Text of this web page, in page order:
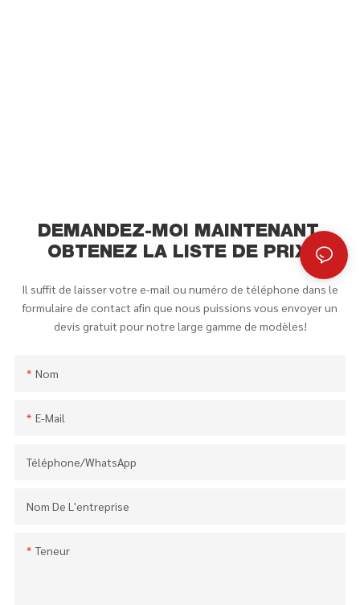
DEMANDEZ-MOI MAINTENANT,
OBTENEZ LA LISTE DE PRIX.
Il suffit de laisser votre e-mail ou numéro de téléphone dans le
formulaire de contact afin que nous puissions vous envoyer un
devis gratuit pour notre large gamme de modèles!
Nom
E-Mail
Téléphone/WhatsApp
Nom De L'entreprise
Teneur